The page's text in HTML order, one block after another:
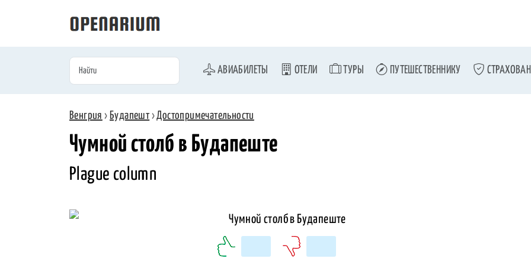
АВИАБИЛЕТЫ ОТЕЛИ ТУРЫ ПУТЕШЕСТВЕННИКУ
Венгрия › Будапешт›Достопримечательности
Чумной столб в Будапеште
Plague column